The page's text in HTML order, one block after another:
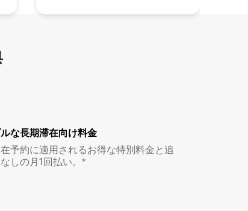
な長期滞在向け料金
予約に適用されるお得な特別料金と追
しの月1回払い。*